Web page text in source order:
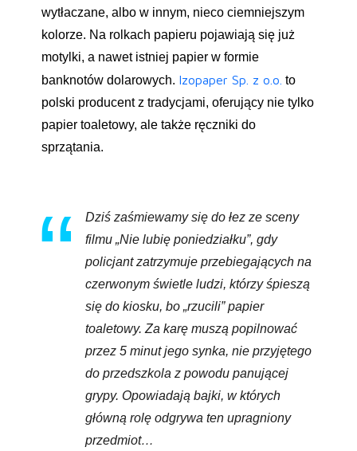
wytłaczane, albo w innym, nieco ciemniejszym
kolorze. Na rolkach papieru pojawiają się już
motylki, a nawet istniej papier w formie
banknotów dolarowych. Izopaper Sp. z o.o. to
polski producent z tradycjami, oferujący nie tylko
papier toaletowy, ale także ręczniki do
sprzątania.
Dziś zaśmiewamy się do łez ze sceny
filmu „Nie lubię poniedziałku”, gdy
policjant zatrzymuje przebiegających na
czerwonym świetle ludzi, którzy śpieszą
się do kiosku, bo „rzucili” papier
toaletowy. Za karę muszą popilnować
przez 5 minut jego synka, nie przyjętego
do przedszkola z powodu panującej
grypy. Opowiadają bajki, w których
główną rolę odgrywa ten upragniony
przedmiot…